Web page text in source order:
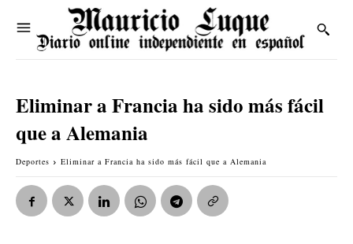
Eliminar a Francia ha sido más fácil
que a Alemania
Deportes Eliminar a Francia ha sido más fácil que a Alemania